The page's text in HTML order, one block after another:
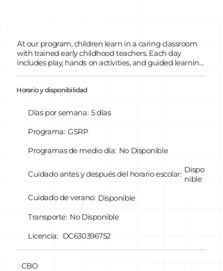
At our program, children learn in a caring classroom
with trained early childhood teachers. Each day
includes play, hands on activities, and guided learning
independence, and positive friendships with teachers
experience. We keep in touch with families and offer
ways for them to be involved. Our program helps
children feel confident and ready for kindergarten.
Horario y disponibilidad
Días por semana: 5 días
Programa: GSRP
Programas de medio día: No Disponible
Cuidado antes y después del horario escolar: Dispo
nible
Cuidado de verano: Disponible
Transporte: No Disponible
Licencia: DC630396752
CBO